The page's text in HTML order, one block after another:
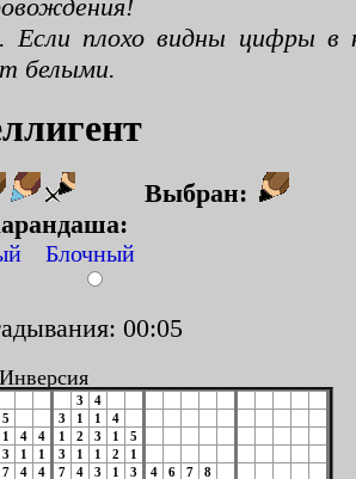
Если плохо видны цифры в
белыми.
Выбран:
Блочный
00:06
Инверсия
3
4
5 3 1 1
4
1 4 4 1 2 3 1
5
3 1 1 3 1 1 2
1
7 4 4 7 4 3 1 3 4 6 7
8